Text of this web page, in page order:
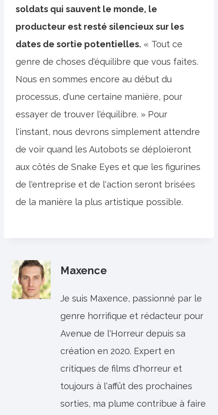
soldats qui sauvent le monde, le
producteur est resté silencieux sur les
dates de sortie potentielles. « Tout ce
genre de choses d'équilibre que vous faites.
Nous en sommes encore au début du
processus, d'une certaine manière, pour
essayer de trouver l'équilibre. » Pour
l'instant, nous devrons simplement attendre
de voir quand les Autobots se déploieront
aux côtés de Snake Eyes et que les figurines
de l'entreprise et de l'action seront brisées
de la manière la plus artistique possible.
Maxence
Je suis Maxence, passionné par le
genre horrifique et rédacteur pour
Avenue de l'Horreur depuis sa
création en 2020. Expert en
critiques de films d'horreur et
toujours à l'affût des prochaines
sorties, ma plume contribue à faire